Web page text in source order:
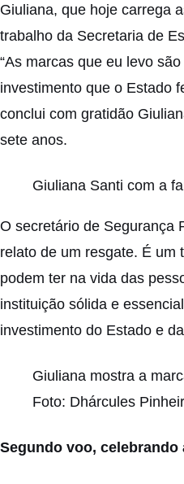
Giuliana, que hoje carrega
trabalho da Secretaria de
“As marcas que eu levo
investimento que o Estado
conclui com gratidão
sete anos.
Giuliana Santi com a
O secretário de Segurança
relato de um resgate. É um
podem ter na vida das
instituição sólida e
investimento do Estado e
Giuliana mostra a
Foto: Dhárcules
Segundo voo, celebrando